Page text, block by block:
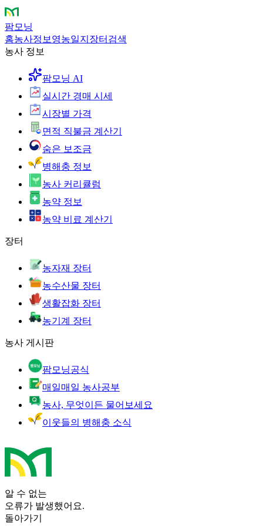
팜모닝
홈농사정보 영농일지 장터 검색
농사 정보
팜모닝 AI
실시간 경매 시세
시장별 가격
면적 직불금 계산기
숨은 보조금
병해충 정보
농사 커리큘럼
농약 정보
농약 비료 계산기
장터
농자재 장터
농수산물 장터
생활잡화 장터
농기계 장터
농사 게시판
팜모닝공식
매일매일 농사공부
농사, 무엇이든 물어보세요
이웃들의 병해충 소식
알 수 없는
오류가 발생했어요.
돌아가기